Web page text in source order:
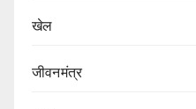
खेल
जीवनमंत्र